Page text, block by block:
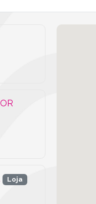
Loja